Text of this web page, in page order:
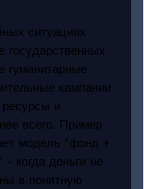
ситуациях
государственных
гуманитарные
кампании
ресурсы и
всего. Пример
модель "фонд +
когда деньги не
в понятную